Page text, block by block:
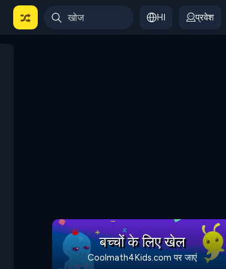
HI प्रवेश
बच्चों के लिए खेल
Coolmath4Kids.com पर जाएं